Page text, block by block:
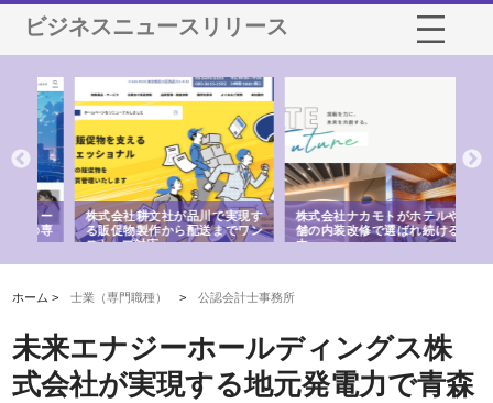
ビジネスニュースリリース
株式会社耕文社が品川で実現す
る販促物製作から配送までワン
ストップ対応
株式会社ナカモトがホテルや店
舗の内装改修で選ばれ続ける理
由
ホーム >士業（専門職種） >公認会計士事務所
未来エナジーホールディングス株
式会社が実現する地元発電力で青森